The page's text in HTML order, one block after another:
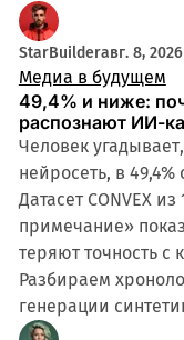
StarBuilderавг. 8, 2026
Медиа в будущем
49,4% и ниже:
распознают ИИ-
Человек
нейросеть, в
Датасет CONVEX
примечание»
теряют точность
Разбираем
генерации